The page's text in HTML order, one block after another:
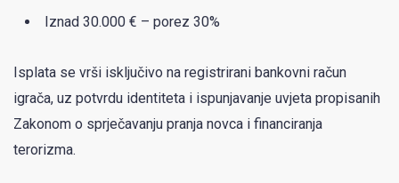
Iznad 30.000 € – porez 30%
Isplata se vrši isključivo na registrirani bankovni račun
igrača, uz potvrdu identiteta i ispunjavanje uvjeta propisanih
Zakonom o sprječavanju pranja novca i financiranja
terorizma.